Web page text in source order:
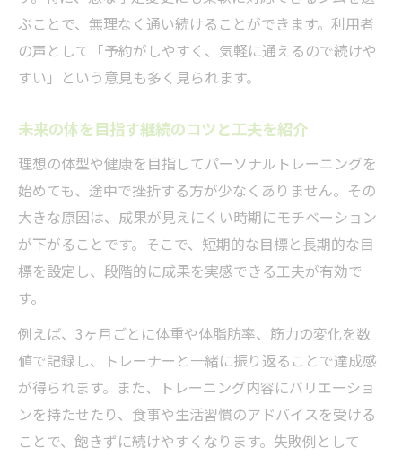
ぶことで、無理なく通い続けることができます。利用者
の声として「予約がしやすく、気軽に通えるので続けや
すい」という意見も多く見られます。
未来の体を目指す継続のコツと工夫を紹介
理想の体型や健康を目指してパーソナルトレーニングを
始めても、途中で挫折する方が少なくありません。その
大きな原因は、成果が見えにくい時期にモチベーション
が下がることです。そこで、短期的な目標と長期的な目
標を設定し、段階的に成果を実感できる工夫が有効で
す。
例えば、3ヶ月ごとに体重や体脂肪率、筋力の変化を数
値で記録し、トレーナーと一緒に振り返ることで達成感
が得られます。また、トレーニング内容にバリエーショ
ンを持たせたり、食事や生活習慣のアドバイスを受ける
ことで、飽きずに続けやすくなります。失敗例として